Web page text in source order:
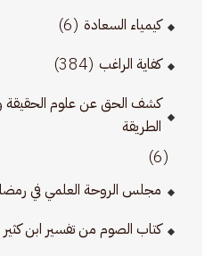
كيمياء السعادة (6)
كفاية الراغب (384)
كشف الحق عن علوم الحقيقة
الطريقة
(6)
مجلس الروحة العلمي في
كتاب الصوم من تفسير ابن كثير